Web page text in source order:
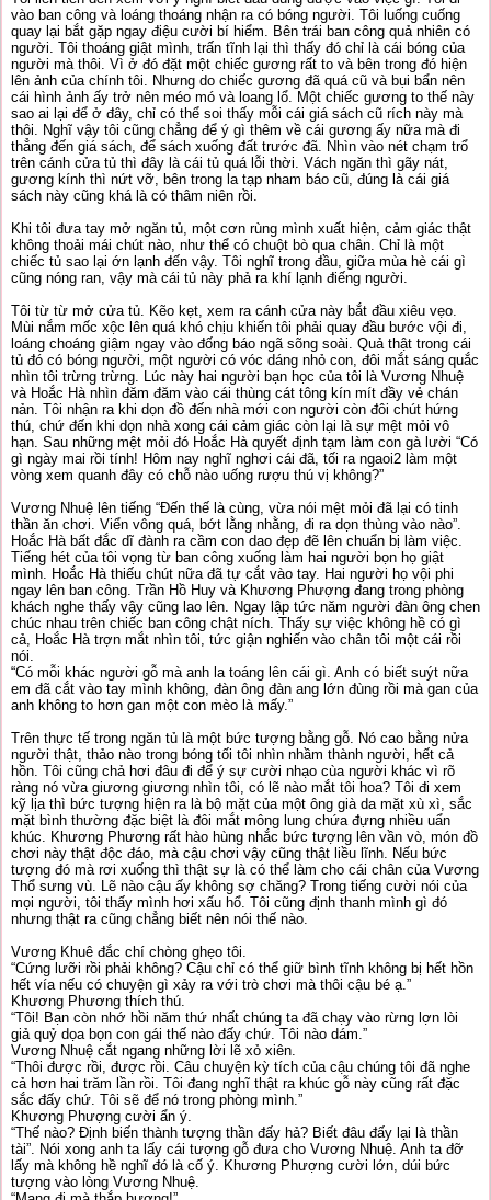
vào ban công và loáng thoáng nhận ra có bóng người. Tôi luống cuống
quay lại bắt gặp ngay điệu cười bí hiểm. Bên trái ban công quả nhiên có
người. Tôi thoáng giật mình, trấn tĩnh lại thì thấy đó chỉ là cái bóng của
người mà thôi. Vì ở đó đặt một chiếc gương rất to và bên trong đó hiện
lên ảnh của chính tôi. Nhưng do chiếc gương đã quá cũ và bụi bẩn nên
cái hình ảnh ấy trở nên méo mó và loang lổ. Một chiếc gương to thế này
sao ai lại để ở đây, chỉ có thể soi thấy mỗi cái giá sách cũ rích này mà
thôi. Nghĩ vậy tôi cũng chẳng để ý gì thêm về cái gương ấy nữa mà đi
thẳng đến giá sách, để sách xuống đất trước đã. Nhìn vào nét chạm trổ
trên cánh cửa tủ thì đây là cái tủ quá lỗi thời. Vách ngăn thì gãy nát,
gương kính thì nứt vỡ, bên trong la tạp nham báo cũ, đúng là cái giá
sách này cũng khá là có thâm niên rồi.
Khi tôi đưa tay mở ngăn tủ, một cơn rùng mình xuất hiện, cảm giác thật
không thoải mái chút nào, như thể có chuột bò qua chân. Chỉ là một
chiếc tủ sao lại ớn lạnh đến vậy. Tôi nghĩ trong đầu, giữa mùa hè cái gì
cũng nóng ran, vậy mà cái tủ này phả ra khí lạnh điếng người.
Tôi từ từ mở cửa tủ. Kẽo kẹt, xem ra cánh cửa này bắt đầu xiêu vẹo.
Mùi nắm mốc xộc lên quá khó chịu khiến tôi phải quay đầu bước vội đi,
loáng choáng giậm ngay vào đống báo ngã sõng soài. Quả thật trong cái
tủ đó có bóng người, một người có vóc dáng nhỏ con, đôi mắt sáng quắc
nhìn tôi trừng trừng. Lúc này hai người bạn học của tôi là Vương Nhuệ
và Hoắc Hà nhìn đăm đăm vào cái thùng cát tông kín mít đầy vẻ chán
nản. Tôi nhận ra khi dọn đồ đến nhà mới con người còn đôi chút hứng
thú, chứ đến khi dọn nhà xong cái cảm giác còn lại là sự mệt mỏi vô
hạn. Sau những mệt mỏi đó Hoắc Hà quyết định tạm làm con gà lười “Có
gì ngày mai rồi tính! Hôm nay nghĩ nghơi cái đã, tối ra ngaoi2 làm một
vòng xem quanh đây có chỗ nào uống rượu thú vị không?”
Vương Nhuệ lên tiếng “Đến thế là cùng, vừa nói mệt mỏi đã lại có tinh
thần ăn chơi. Viển vông quá, bớt lằng nhằng, đi ra dọn thùng vào nào”.
Hoắc Hà bất đắc dĩ đành ra cầm con dao đẹp đẽ lên chuẩn bị làm việc.
Tiếng hét của tôi vọng từ ban công xuống làm hai người bọn họ giật
mình. Hoắc Hà thiếu chút nữa đã tự cắt vào tay. Hai người họ vội phi
ngay lên ban công. Trần Hồ Huy và Khương Phượng đang trong phòng
khách nghe thấy vậy cũng lao lên. Ngay lập tức năm người đàn ông chen
chúc nhau trên chiếc ban công chật ních. Thấy sự việc không hề có gì
cả, Hoắc Hà trợn mắt nhìn tôi, tức giận nghiến vào chân tôi một cái rồi
nói.
“Có mỗi khác người gỗ mà anh la toáng lên cái gì. Anh có biết suýt nữa
em đã cắt vào tay mình không, đàn ông đàn ang lớn đùng rồi mà gan của
anh không to hơn gan một con mèo là mấy.”
Trên thực tế trong ngăn tủ là một bức tượng bằng gỗ. Nó cao bằng nửa
người thật, thảo nào trong bóng tối tôi nhìn nhầm thành người, hết cả
hồn. Tôi cũng chả hơi đâu đi để ý sự cười nhạo cùa người khác vì rõ
ràng nó vừa giương giương nhìn tôi, có lẽ nào mắt tôi hoa? Tôi đi xem
kỹ lịa thì bức tượng hiện ra là bộ mặt của một ông già da mặt xù xì, sắc
mặt bình thường đặc biệt là đôi mắt mông lung chứa đựng nhiều uẩn
khúc. Khương Phương rất hào hùng nhắc bức tượng lên vần vò, món đồ
chơi này thật độc đáo, mà cậu chơi vậy cũng thật liều lĩnh. Nếu bức
tượng đó mà rơi xuống thì thật sự là có thể làm cho cái chân của Vương
Thổ sưng vù. Lẽ nào cậu ấy không sợ chăng? Trong tiếng cười nói của
mọi người, tôi thấy mình hơi xấu hổ. Tôi cũng định thanh mình gì đó
nhưng thật ra cũng chẳng biết nên nói thế nào.
Vương Khuê đắc chí chòng ghẹo tôi.
“Cứng lưỡi rồi phải không? Cậu chỉ có thể giữ bình tĩnh không bị hết hồn
hết vía nếu có chuyện gì xảy ra với trò chơi mà thôi cậu bé ạ.”
Khương Phương thích thú.
“Tôi! Bạn còn nhớ hồi năm thứ nhất chúng ta đã chạy vào rừng lợn lòi
giả quỷ dọa bọn con gái thế nào đấy chứ. Tôi nào dám.”
Vương Nhuệ cắt ngang những lời lẽ xỏ xiên.
“Thôi được rồi, được rồi. Câu chuyện kỳ tích của cậu chúng tôi đã nghe
cả hơn hai trăm lần rồi. Tôi đang nghĩ thật ra khúc gỗ này cũng rất đặc
sắc đấy chứ. Tôi sẽ để nó trong phòng mình.”
Khương Phượng cười ẩn ý.
“Thế nào? Định biến thành tượng thần đấy hả? Biết đâu đấy lại là thần
tài”. Nói xong anh ta lấy cái tượng gỗ đưa cho Vương Nhuệ. Anh ta đỡ
lấy mà không hề nghĩ đó là cố ý. Khương Phượng cười lớn, dúi bức
tượng vào lòng Vương Nhuệ.